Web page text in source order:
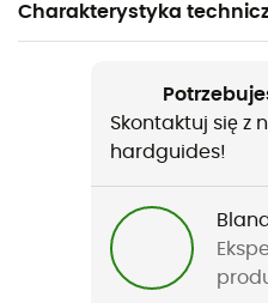
Charakterystyka
Turystyka piesza /
Codzienny użytek
Mężczyźni / Kobiety
Skontaktuj się z
hardguides!